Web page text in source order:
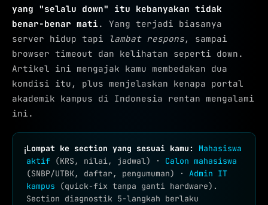
yang "selalu down" itu kebanyakan tidak
benar-benar mati . Yang terjadi biasanya
server hidup tapi
lambat respons, sampai
browser timeout dan kelihatan seperti down.
Artikel ini mengajak kamu membedakan dua
kondisi itu, plus menjelaskan kenapa portal
akademik kampus di Indonesia rentan mengalami
ini.
ℹLompat ke section yang sesuai kamu:
Mahasiswa
aktif (KRS, nilai, jadwal) · Calon mahasiswa
(SNBP/UTBK, daftar, pengumuman) ·Admin IT
kampus (quick-fix tanpa ganti hardware).
Section diagnostik 5-langkah berlaku